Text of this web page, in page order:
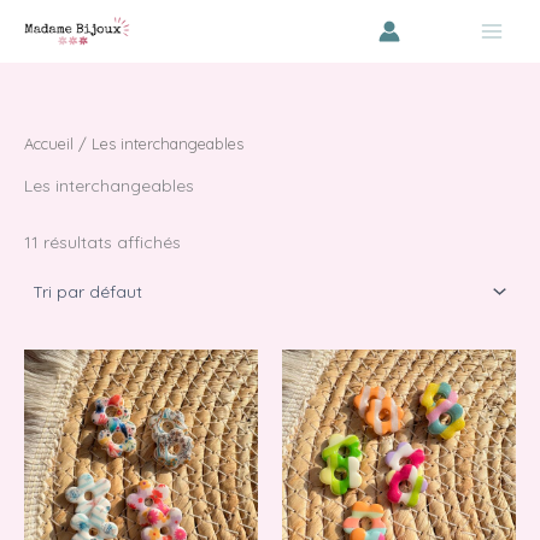
Accueil / Les interchangeables
Les interchangeables
11 résultats affichés
Ce
produit
a
plusieurs
variations.
Les
options
Ce
a
Les